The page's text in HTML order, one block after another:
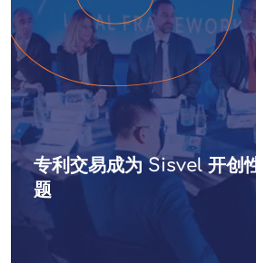
专利交易成为 Sisvel 开创
题